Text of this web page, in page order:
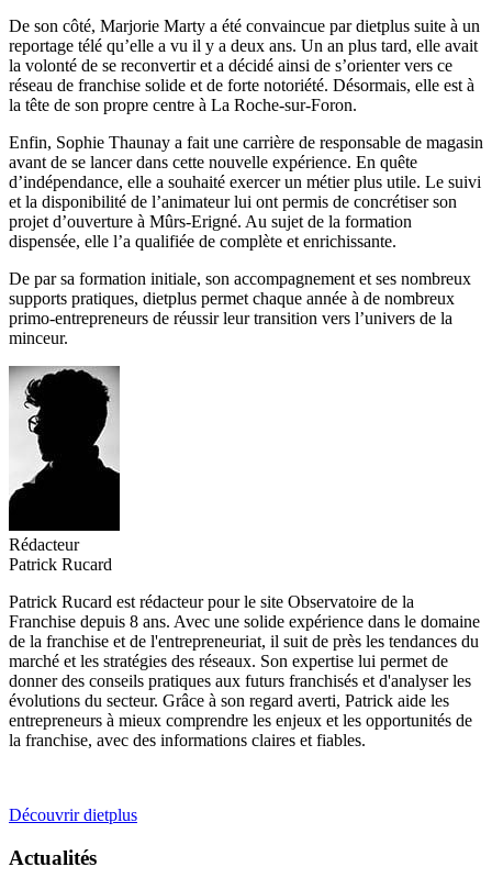
De son côté, Marjorie Marty a été convaincue par dietplus suite à un
reportage télé qu’elle a vu il y a deux ans. Un an plus tard, elle avait
la volonté de se reconvertir et a décidé ainsi de s’orienter vers ce
réseau de franchise solide et de forte notoriété. Désormais, elle est à
la tête de son propre centre à La Roche-sur-Foron.
Enfin, Sophie Thaunay a fait une carrière de responsable de magasin
avant de se lancer dans cette nouvelle expérience. En quête
d’indépendance, elle a souhaité exercer un métier plus utile. Le suivi
et la disponibilité de l’animateur lui ont permis de concrétiser son
projet d’ouverture à Mûrs-Erigné. Au sujet de la formation
dispensée, elle l’a qualifiée de complète et enrichissante.
De par sa formation initiale, son accompagnement et ses nombreux
supports pratiques, dietplus permet chaque année à de nombreux
primo-entrepreneurs de réussir leur transition vers l’univers de la
minceur.
Rédacteur
Patrick Rucard
Patrick Rucard est rédacteur pour le site Observatoire de la
Franchise depuis 8 ans. Avec une solide expérience dans le domaine
de la franchise et de l'entrepreneuriat, il suit de près les tendances du
marché et les stratégies des réseaux. Son expertise lui permet de
donner des conseils pratiques aux futurs franchisés et d'analyser les
évolutions du secteur. Grâce à son regard averti, Patrick aide les
entrepreneurs à mieux comprendre les enjeux et les opportunités de
la franchise, avec des informations claires et fiables.
Découvrir dietplus
Actualités